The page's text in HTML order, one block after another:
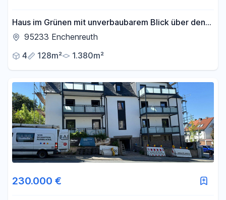
Haus im Grünen mit unverbaubarem Blick über den
Frankenwald in ruhiger Lage
95233 Enchenreuth
4
128m² 1.380m²
230.000 €